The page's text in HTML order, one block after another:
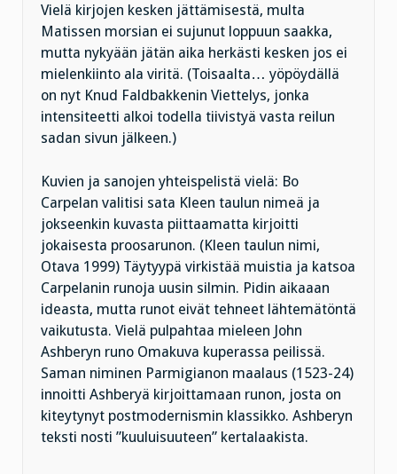
Vielä kirjojen kesken jättämisestä, multa
Matissen morsian ei sujunut loppuun saakka,
mutta nykyään jätän aika herkästi kesken jos ei
mielenkiinto ala viritä. (Toisaalta… yöpöydällä
on nyt Knud Faldbakkenin Viettelys, jonka
intensiteetti alkoi todella tiivistyä vasta reilun
sadan sivun jälkeen.)
Kuvien ja sanojen yhteispelistä vielä: Bo
Carpelan valitisi sata Kleen taulun nimeä ja
jokseenkin kuvasta piittaamatta kirjoitti
jokaisesta proosarunon. (Kleen taulun nimi,
Otava 1999) Täytyypä virkistää muistia ja katsoa
Carpelanin runoja uusin silmin. Pidin aikaaan
ideasta, mutta runot eivät tehneet lähtemätöntä
vaikutusta. Vielä pulpahtaa mieleen John
Ashberyn runo Omakuva kuperassa peilissä.
Saman niminen Parmigianon maalaus (1523-24)
innoitti Ashberyä kirjoittamaan runon, josta on
kiteytynyt postmodernismin klassikko. Ashberyn
teksti nosti ”kuuluisuuteen” kertalaakista.